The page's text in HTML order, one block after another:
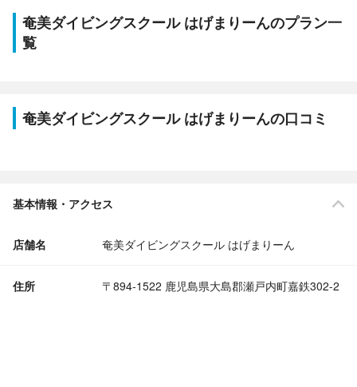
奄美ダイビングスクール はげまりーんのプラン一
覧
奄美ダイビングスクール はげまりーんの口コミ
基本情報・アクセス
店舗名 奄美ダイビングスクール はげまりーん
住所 〒894-1522 鹿児島県大島郡瀬戸内町嘉鉄302-2